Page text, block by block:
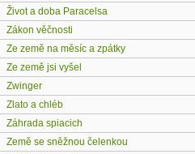
Život a doba Paracelsa
Zákon věčnosti
Ze země na měsíc a zpátky
Ze země jsi vyšel
Zwinger
Zlato a chléb
Záhrada spiacich
Země se sněžnou čelenkou